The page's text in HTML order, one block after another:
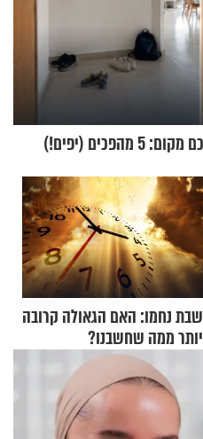
הפינות הריקות בבית מבזבזות לכם מקום: 5 מהפכים (יפים!)
שבת נחמו: האם הגאולה קרובה
יותר ממה שחשבנו?